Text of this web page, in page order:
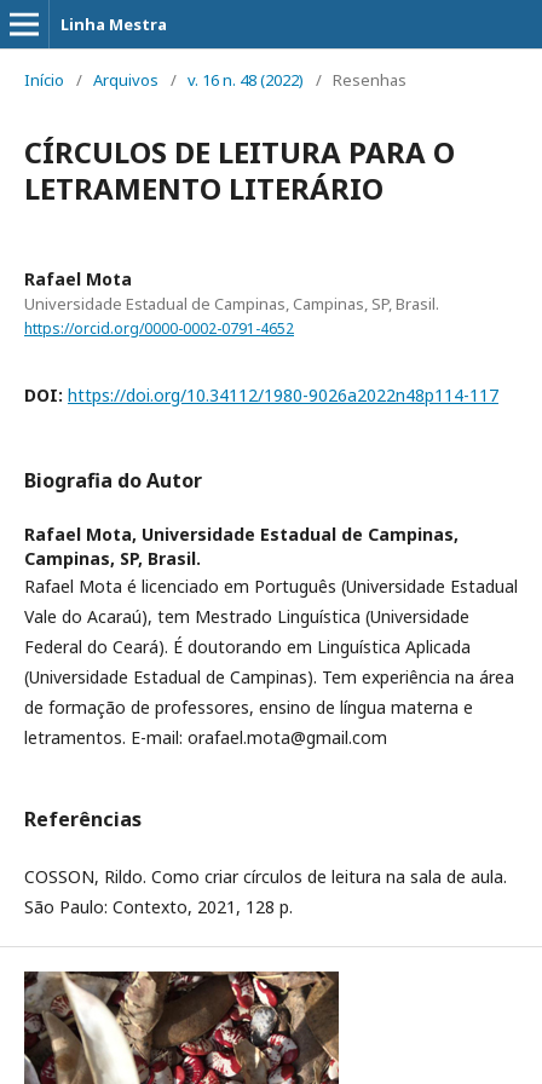
Linha Mestra
Início / Arquivos / v. 16 n. 48 (2022) / Resenhas
CÍRCULOS DE LEITURA PARA O
LETRAMENTO LITERÁRIO
Rafael Mota
Universidade Estadual de Campinas, Campinas, SP, Brasil.
https://orcid.org/0000-0002-0791-4652
DOI: https://doi.org/10.34112/1980-9026a2022n48p114-117
Biografia do Autor
Rafael Mota, Universidade Estadual de Campinas,
Campinas, SP, Brasil.
Rafael Mota é licenciado em Português (Universidade Estadual
Vale do Acaraú), tem Mestrado Linguística (Universidade
Federal do Ceará). É doutorando em Linguística Aplicada
(Universidade Estadual de Campinas). Tem experiência na área
de formação de professores, ensino de língua materna e
letramentos. E-mail: orafael.mota@gmail.com
Referências
COSSON, Rildo. Como criar círculos de leitura na sala de aula.
São Paulo: Contexto, 2021, 128 p.